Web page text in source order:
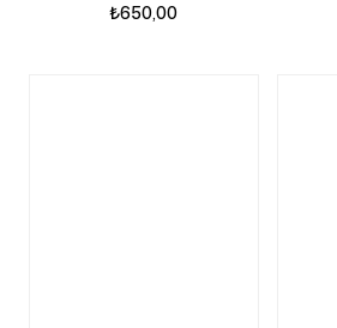
₺650,00